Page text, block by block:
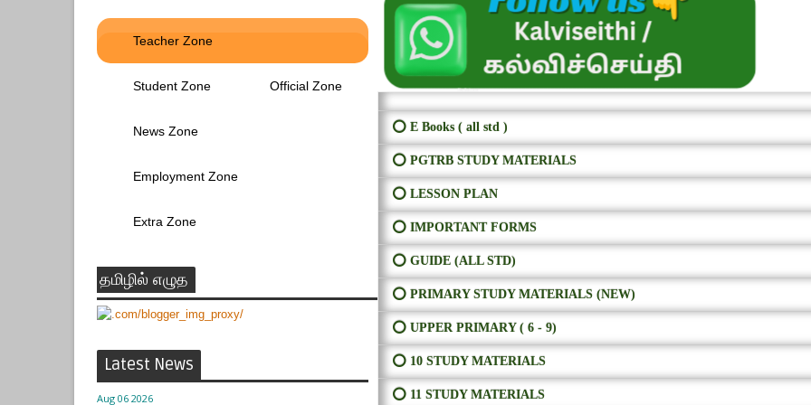
Teacher Zone
Student Zone Official Zone
News Zone
Employment Zone
Extra Zone
தமிழில் எழுத
Latest News
Aug 06 2026
⭕ E Books ( all std )
⭕ PGTRB STUDY MATERIALS
⭕ LESSON PLAN
⭕ IMPORTANT FORMS
⭕ GUIDE (ALL STD)
⭕ PRIMARY STUDY MATERIALS (NEW)
⭕ UPPER PRIMARY ( 6 - 9)
⭕ 10 STUDY MATERIALS
⭕ 11 STUDY MATERIALS